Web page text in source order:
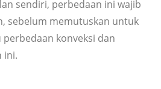
sendiri, perbedaan ini wajib
sebelum memutuskan untuk
konveksi dan
ini.